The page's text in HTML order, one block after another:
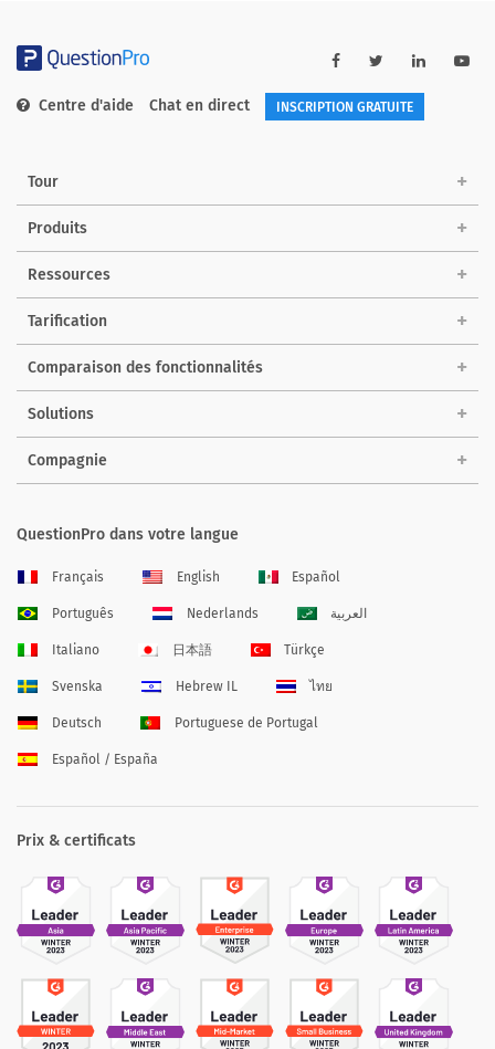
Centre d'aide Chat en direct INSCRIPTION GRATUITE
Tour
Produits
Ressources
Tarification
Comparaison des fonctionnalités
Solutions
Compagnie
QuestionPro dans votre langue
Français English Español
Português Nederlands العربية
Italiano 日本語 Türkçe
Svenska Hebrew IL ไทย
Deutsch Portuguese de Portugal
Español / España
Prix & certificats